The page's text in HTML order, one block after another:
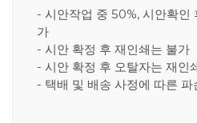
- 시안작업 중 50%, 시안확인
가
- 시안 확정 후 재인쇄는 불가
- 시안 확정 후 오탈자는 재인
- 택배 및 배송 사정에 따른